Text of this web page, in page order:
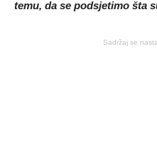
temu, da se podsjetimo šta
Sadržaj se